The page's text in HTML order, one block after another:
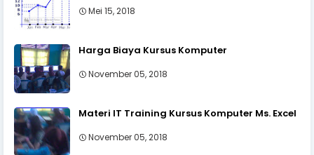
Mei 15, 2018
Harga Biaya Kursus Komputer
November 05, 2018
Materi IT Training Kursus Komputer Ms. Excel
November 05, 2018